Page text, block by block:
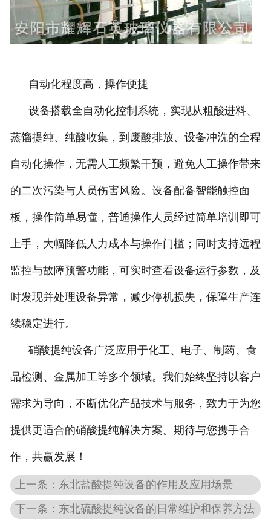
自动化程度高，操作便捷
设备搭载全自动化控制系统，实现从粗酸进料、
蒸馏提纯、纯酸收集，到废酸排放、设备冲洗的全程
自动化操作，无需人工频繁干预，避免人工操作带来
的二次污染与人员伤害风险。设备配备智能触控面
板，操作简单易懂，普通操作人员经过简单培训即可
上手，大幅降低人力成本与操作门槛；同时支持远程
监控与故障预警功能，可实时查看设备运行参数，及
时发现并处理设备异常，减少停机损失，保障生产连
续稳定进行。
硝酸提纯设备广泛应用于化工、电子、制药、食
品检测、金属加工等多个领域。我们始终坚持以客户
需求为导向，不断优化产品技术与服务，致力于为您
提供更适合的硝酸提纯解决方案。期待与您携手合
作，共赢发展！
上一条：东北盐酸提纯设备的作用及应用场景
下一条：东北硫酸提纯设备的日常维护和保养方法